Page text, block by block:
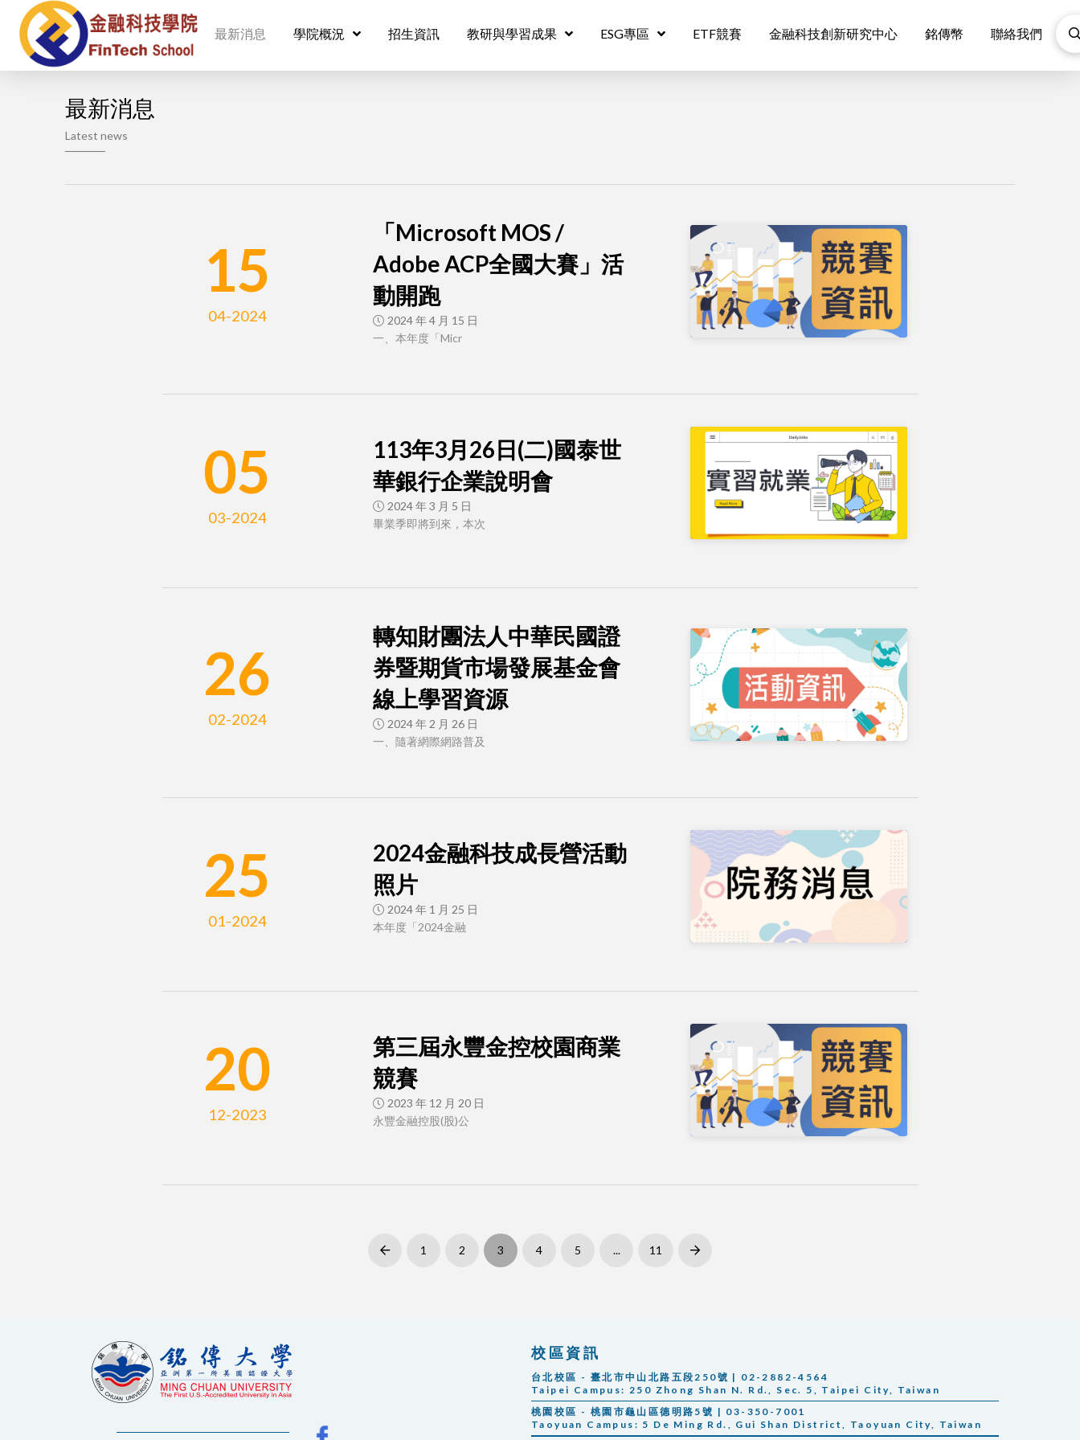
最新消息 學院概況 招生資訊 教研與學習成果 ESG專區 ETF競賽 金融科技創新研究中心 銘傳幣 聯絡我們
最新消息
Latest news
15
04-2024
「Microsoft MOS /
Adobe ACP全國大賽」活
動開跑
2024 年 4 月 15 日
一、本年度「Micr
05
03-2024
113年3月26日(二)國泰世
華銀行企業說明會
2024 年 3 月 5 日
畢業季即將到來，本次
26
02-2024
轉知財團法人中華民國證
券暨期貨市場發展基金會
線上學習資源
2024 年 2 月 26 日
一、隨著網際網路普及
25
01-2024
2024金融科技成長營活動
照片
2024 年 1 月 25 日
本年度「2024金融
20
12-2023
第三屆永豐金控校園商業
競賽
2023 年 12 月 20 日
永豐金融控股(股)公
Prev 1 2 3 4 5 ... 11 Next
校區資訊
台北校區 - 臺北市中山北路五段250號 | 02-2882-4564
Taipei Campus: 250 Zhong Shan N. Rd., Sec. 5, Taipei City, Taiwan
桃園校區 - 桃園市龜山區德明路5號 | 03-350-7001
Taoyuan Campus: 5 De Ming Rd., Gui Shan District, Taoyuan City, Taiwan